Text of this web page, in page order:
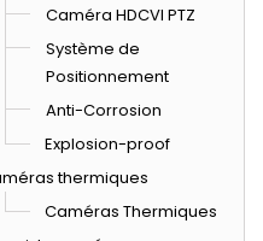
Caméra HDCVI PTZ
Système de
Positionnement
Anti-Corrosion
Explosion-proof
thermiques
Caméras Thermiques